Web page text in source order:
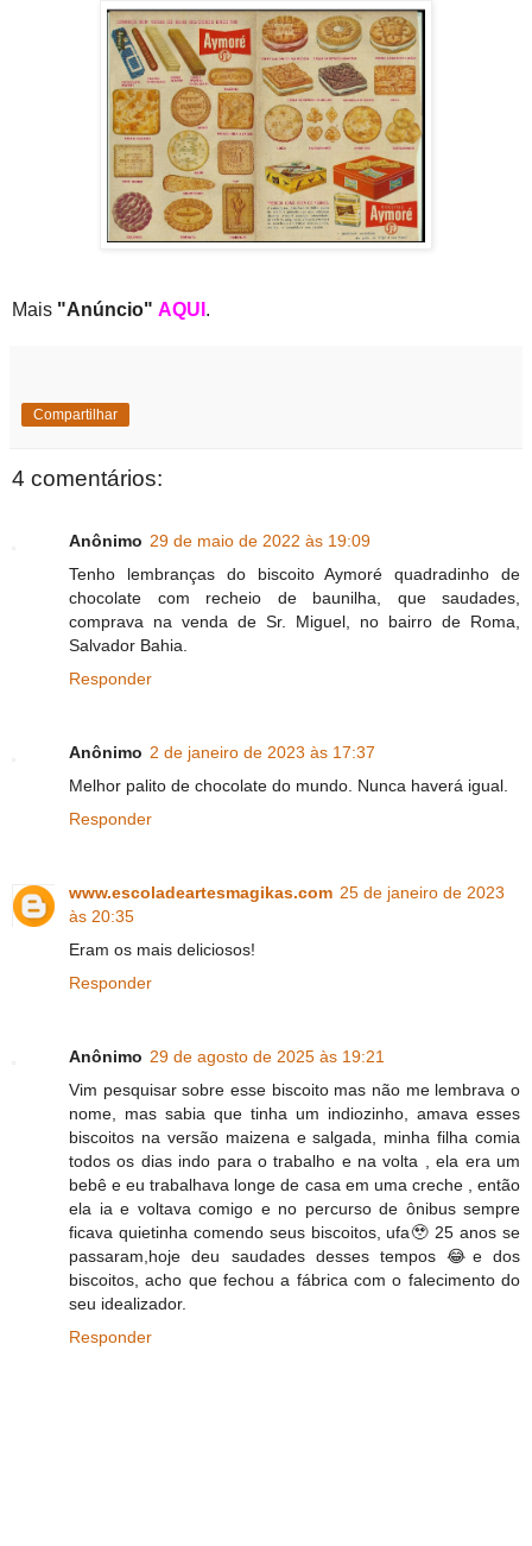
Mais "Anúncio" AQUI .
Compartilhar
4 comentários:
Anônimo 29 de maio de 2022 às 19:09
Tenho lembranças do biscoito Aymoré quadradinho de
chocolate com recheio de baunilha, que saudades,
comprava na venda de Sr. Miguel, no bairro de Roma,
Salvador Bahia.
Responder
Anônimo 2 de janeiro de 2023 às 17:37
Melhor palito de chocolate do mundo. Nunca haverá igual.
Responder
www.escoladeartesmagikas.com 25 de janeiro de 2023
às 20:35
Eram os mais deliciosos!
Responder
Anônimo 29 de agosto de 2025 às 19:21
Vim pesquisar sobre esse biscoito mas não me lembrava o
nome, mas sabia que tinha um indiozinho, amava esses
biscoitos na versão maizena e salgada, minha filha comia
todos os dias indo para o trabalho e na volta , ela era um
bebê e eu trabalhava longe de casa em uma creche , então
ela ia e voltava comigo e no percurso de ônibus sempre
ficava quietinha comendo seus biscoitos, ufa🥹 25 anos se
passaram,hoje deu saudades desses tempos 😂e dos
biscoitos, acho que fechou a fábrica com o falecimento do
seu idealizador.
Responder